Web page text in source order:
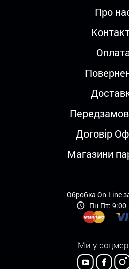
Про
Договір
Магазини
Обробка On-Line
Пн-Пт: 9:00
Ми у